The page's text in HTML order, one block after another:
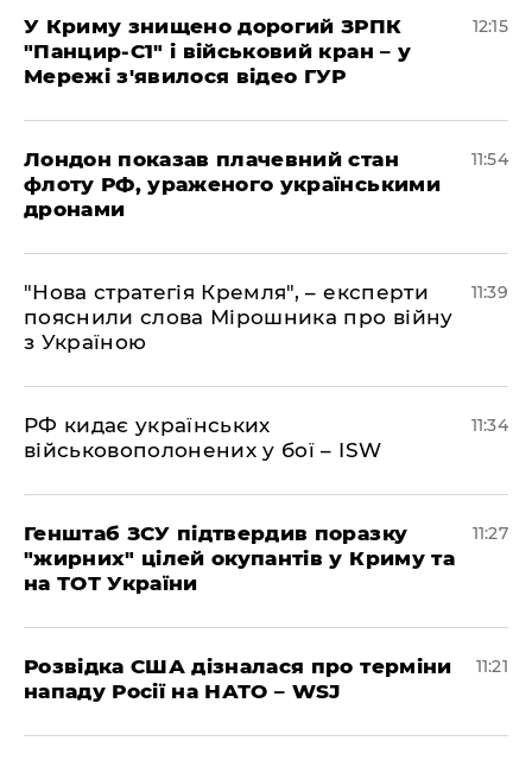
У Криму знищено дорогий ЗРПК
"Панцир-С1" і військовий кран – у
Мережі з'явилося відео ГУР
12:15
Лондон показав плачевний стан
флоту РФ, ураженого українськими
дронами
11:54
"Нова стратегія Кремля", – експерти
пояснили слова Мірошника про війну
з Україною
11:39
РФ кидає українських
військовополонених у бої – ISW
11:34
Генштаб ЗСУ підтвердив поразку
"жирних" цілей окупантів у Криму та
на ТОТ України
11:27
Розвідка США дізналася про терміни
нападу Росії на НАТО – WSJ
11:21